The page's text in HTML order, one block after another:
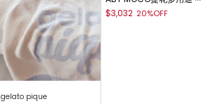
gelato pique